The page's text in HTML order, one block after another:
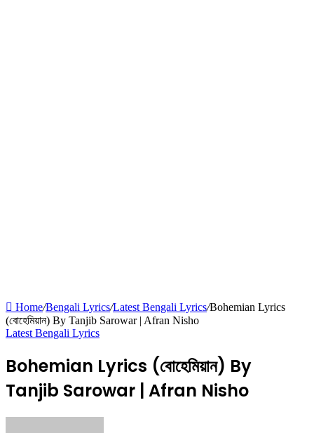
Home/Bengali Lyrics/Latest Bengali Lyrics/Bohemian Lyrics
(বোহেমিয়ান) By Tanjib Sarowar | Afran Nisho
Latest Bengali Lyrics
Bohemian Lyrics (বোহেমিয়ান) By
Tanjib Sarowar | Afran Nisho